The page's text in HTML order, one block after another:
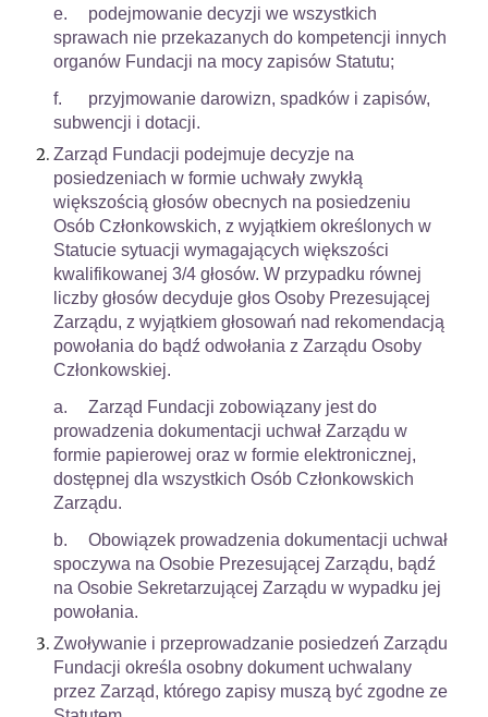
e.
podejmowanie decyzji we wszystkich
sprawach nie przekazanych do kompetencji innych
organów Fundacji na mocy zapisów Statutu;
f.
przyjmowanie darowizn, spadków i zapisów,
subwencji i dotacji.
Zarząd Fundacji podejmuje decyzje na
posiedzeniach w formie uchwały zwykłą
większością głosów obecnych na posiedzeniu
Osób Członkowskich, z wyjątkiem określonych w
Statucie sytuacji wymagających większości
kwalifikowanej 3/4 głosów. W przypadku równej
liczby głosów decyduje głos Osoby Prezesującej
Zarządu, z wyjątkiem głosowań nad rekomendacją
powołania do bądź odwołania z Zarządu Osoby
Członkowskiej.
a.
Zarząd Fundacji zobowiązany jest do
prowadzenia dokumentacji uchwał Zarządu w
formie papierowej oraz w formie elektronicznej,
dostępnej dla wszystkich Osób Członkowskich
Zarządu.
b.
Obowiązek prowadzenia dokumentacji uchwał
spoczywa na Osobie Prezesującej Zarządu, bądź
na Osobie Sekretarzującej Zarządu w wypadku jej
powołania.
Zwoływanie i przeprowadzanie posiedzeń Zarządu
Fundacji określa osobny dokument uchwalany
przez Zarząd, którego zapisy muszą być zgodne ze